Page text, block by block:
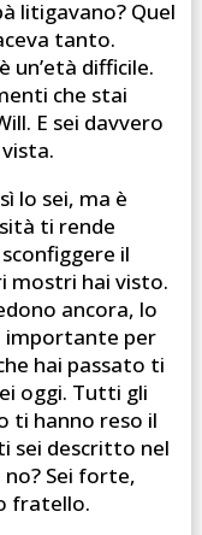
litigavano? Quel
tanto.
un’età difficile.
che stai
E sei davvero
lo sei, ma è
ti rende
il
mostri hai visto.
ancora, lo
importante per
hai passato ti
oggi. Tutti gli
ti hanno reso il
sei descritto nel
Sei forte,
fratello.